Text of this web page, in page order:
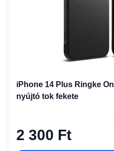
iPhone 14 Plus Ringke
nyújtó tok fekete
2 300 Ft